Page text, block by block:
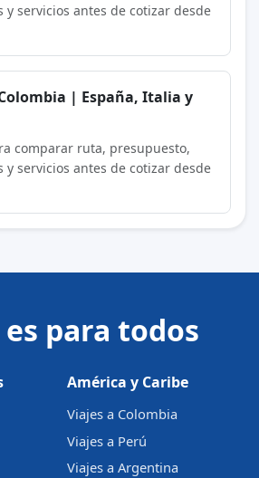
y servicios antes de cotizar desde
| España, Italia y
comparar ruta, presupuesto,
y servicios antes de cotizar desde
para todos
América y Caribe
Viajes a Colombia
Viajes a Perú
Viajes a Argentina